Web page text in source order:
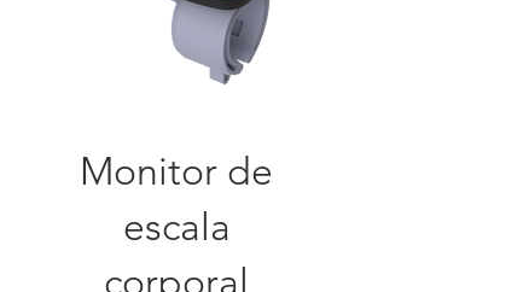
Monitor de
escala
corporal